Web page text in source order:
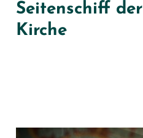
Seitenschiff der
Kirche